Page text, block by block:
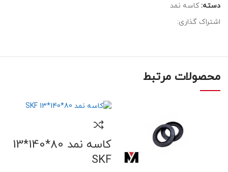
دسته: کاسه نمد
اشتراک گذاری:
محصولات مرتبط
کاسه نمد 80*140*13
SKF